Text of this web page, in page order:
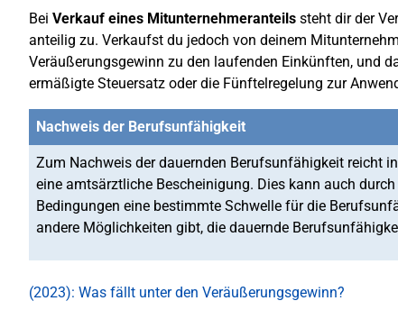
Bei Verkauf eines Mitunternehmeranteilssteht dir der
anteilig zu. Verkaufst du jedoch von deinem
Veräußerungsgewinn zu den laufenden Einkünften, und
ermäßigte Steuersatz oder die Fünftelregelung zur
Nachweis der Berufsunfähigkeit
Zum Nachweis der dauernden Berufsunfähigkeit reicht
eine amtsärztliche Bescheinigung. Dies kann auch
Bedingungen eine bestimmte Schwelle für die
andere Möglichkeiten gibt, die dauernde
(2023): Was fällt unter den Veräußerungsgewinn?